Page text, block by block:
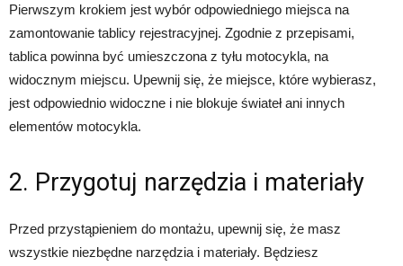
Pierwszym krokiem jest wybór odpowiedniego miejsca na
zamontowanie tablicy rejestracyjnej. Zgodnie z przepisami,
tablica powinna być umieszczona z tyłu motocykla, na
widocznym miejscu. Upewnij się, że miejsce, które wybierasz,
jest odpowiednio widoczne i nie blokuje świateł ani innych
elementów motocykla.
2. Przygotuj narzędzia i materiały
Przed przystąpieniem do montażu, upewnij się, że masz
wszystkie niezbędne narzędzia i materiały. Będziesz